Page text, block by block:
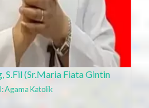
(Sr.Maria Fiata Gintin
Agama Katolik